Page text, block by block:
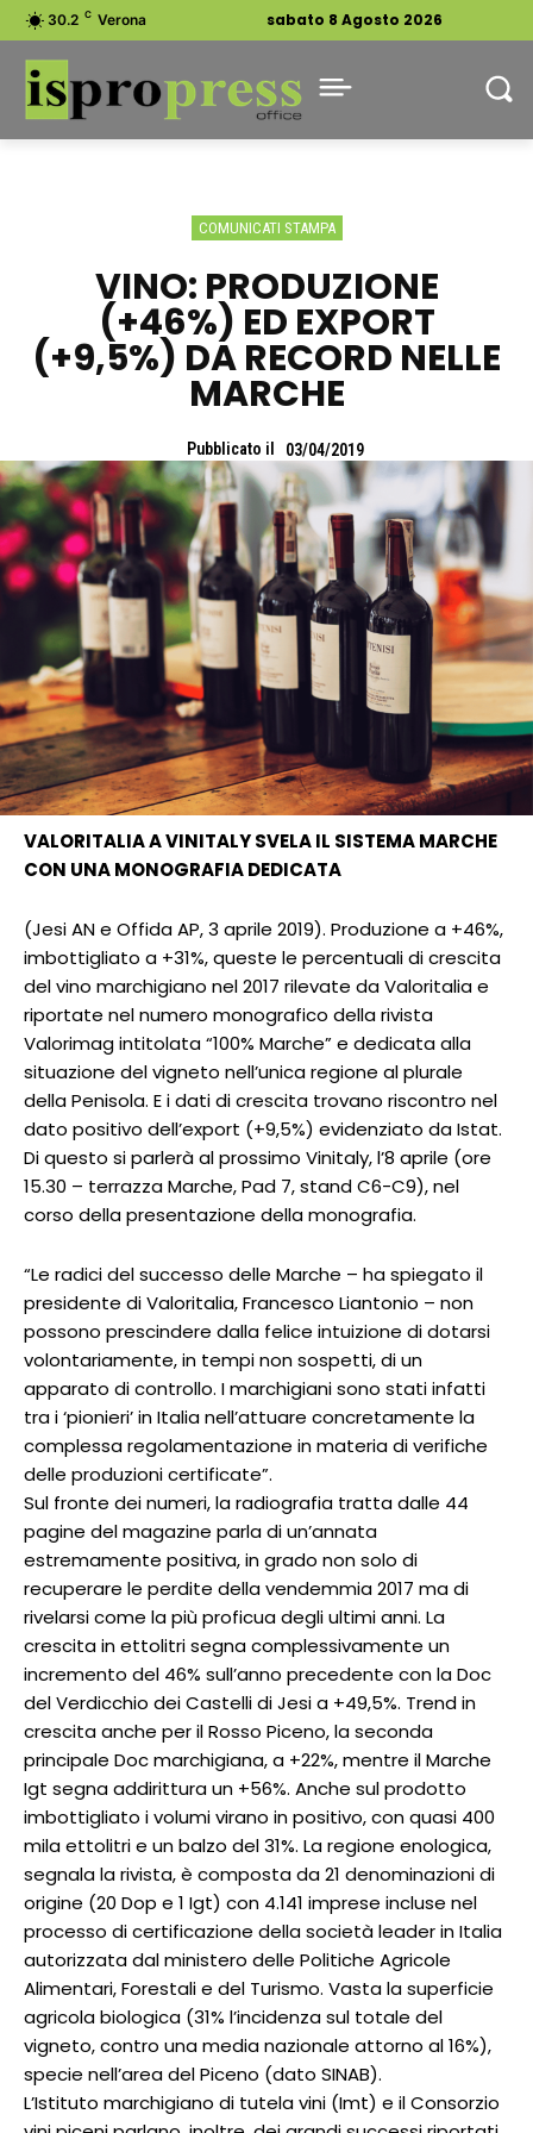
30.2 C Verona sabato 8 Agosto 2026
COMUNICATI STAMPA
VINO: PRODUZIONE
(+46%) ED EXPORT
(+9,5%) DA RECORD NELLE
MARCHE
Pubblicato il 03/04/2019
VALORITALIA A VINITALY SVELA IL SISTEMA MARCHE
CON UNA MONOGRAFIA DEDICATA
(Jesi AN e Offida AP, 3 aprile 2019). Produzione a +46%,
imbottigliato a +31%, queste le percentuali di crescita
del vino marchigiano nel 2017 rilevate da Valoritalia e
riportate nel numero monografico della rivista
Valorimag intitolata “100% Marche” e dedicata alla
situazione del vigneto nell’unica regione al plurale
della Penisola. E i dati di crescita trovano riscontro nel
dato positivo dell’export (+9,5%) evidenziato da Istat.
Di questo si parlerà al prossimo Vinitaly, l’8 aprile (ore
15.30 – terrazza Marche, Pad 7, stand C6-C9), nel
corso della presentazione della monografia.
“Le radici del successo delle Marche – ha spiegato il
presidente di Valoritalia, Francesco Liantonio – non
possono prescindere dalla felice intuizione di dotarsi
volontariamente, in tempi non sospetti, di un
apparato di controllo. I marchigiani sono stati infatti
tra i ‘pionieri’ in Italia nell’attuare concretamente la
complessa regolamentazione in materia di verifiche
delle produzioni certificate”.
Sul fronte dei numeri, la radiografia tratta dalle 44
pagine del magazine parla di un’annata
estremamente positiva, in grado non solo di
recuperare le perdite della vendemmia 2017 ma di
rivelarsi come la più proficua degli ultimi anni. La
crescita in ettolitri segna complessivamente un
incremento del 46% sull’anno precedente con la Doc
del Verdicchio dei Castelli di Jesi a +49,5%. Trend in
crescita anche per il Rosso Piceno, la seconda
principale Doc marchigiana, a +22%, mentre il Marche
Igt segna addirittura un +56%. Anche sul prodotto
imbottigliato i volumi virano in positivo, con quasi 400
mila ettolitri e un balzo del 31%. La regione enologica,
segnala la rivista, è composta da 21 denominazioni di
origine (20 Dop e 1 Igt) con 4.141 imprese incluse nel
processo di certificazione della società leader in Italia
autorizzata dal ministero delle Politiche Agricole
Alimentari, Forestali e del Turismo. Vasta la superficie
agricola biologica (31% l’incidenza sul totale del
vigneto, contro una media nazionale attorno al 16%),
specie nell’area del Piceno (dato SINAB).
L’Istituto marchigiano di tutela vini (Imt) e il Consorzio